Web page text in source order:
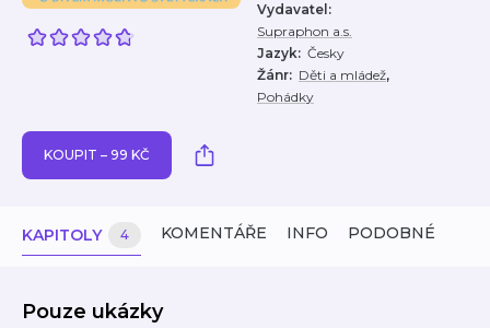
Vydavatel :
Supraphon a.s.
Jazyk: Česky
Žánr: Děti a mládež,
Pohádky
KOUPIT – 99 KČ
KAPITOLY 4 KOMENTÁŘE INFO PODOBNÉ
Pouze ukázky